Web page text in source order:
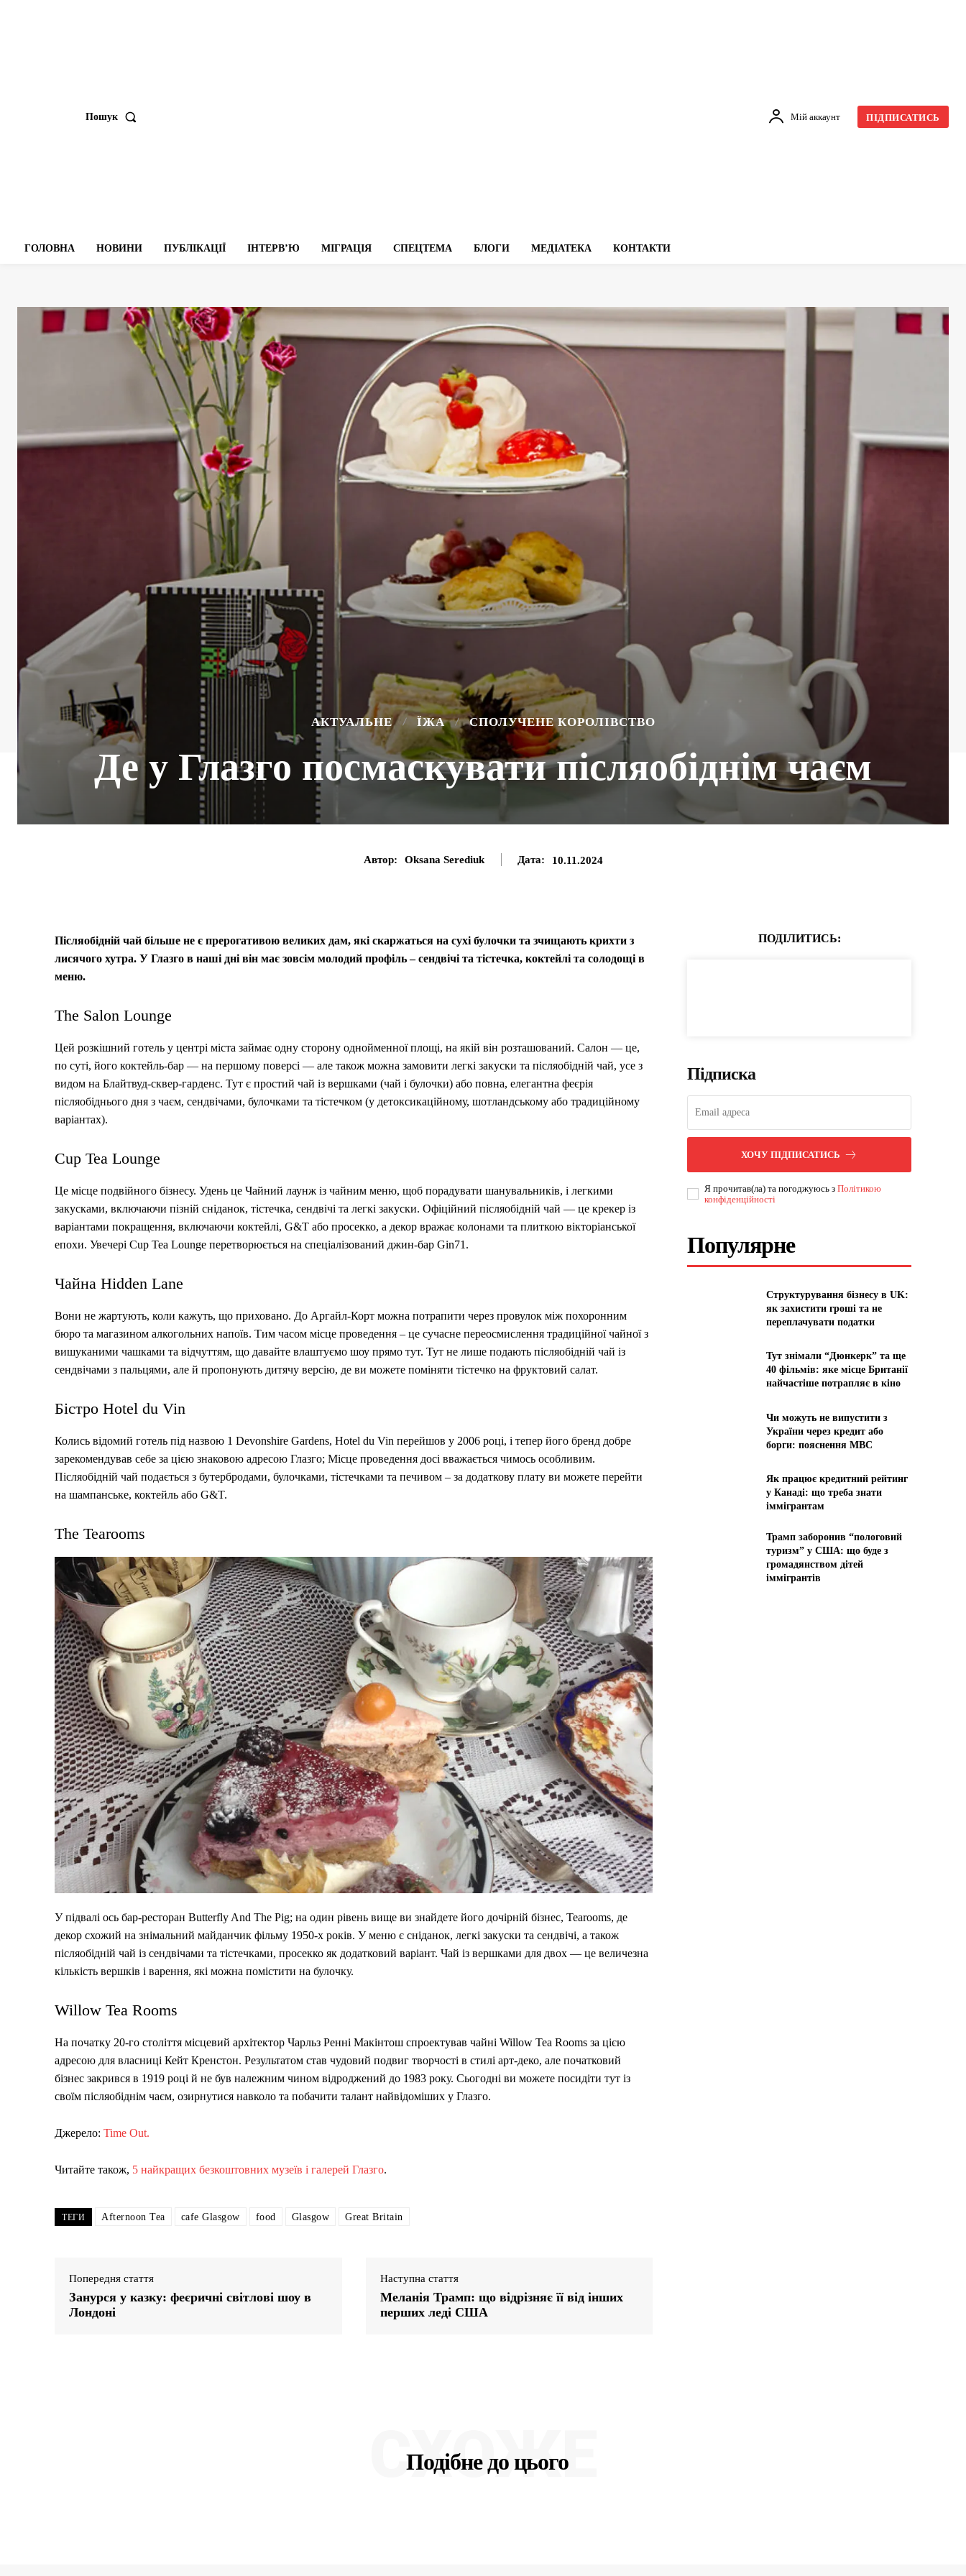
Пошук Мій аккаунт ПІДПИСАТИСЬ
ГОЛОВНА НОВИНИ ПУБЛІКАЦІЇ ІНТЕРВʼЮ МІГРАЦІЯ СПЕЦТЕМА БЛОГИ МЕДІАТЕКА КОНТАКТИ
АКТУАЛЬНЕ ЇЖА СПОЛУЧЕНЕ КОРОЛІВСТВО
Де у Глазго посмаскувати післяобіднім чаєм
Автор: Oksana Serediuk Дата: 10.11.2024
Післяобідній чай більше не є прерогативою великих дам, які скаржаться на сухі булочки та зчищають крихти з
лисячого хутра. У Глазго в наші дні він має зовсім молодий профіль – сендвічі та тістечка, коктейлі та солодощі в
меню.
The Salon Lounge
Цей розкішний готель у центрі міста займає одну сторону однойменної площі, на якій він розташований. Салон — це,
по суті, його коктейль-бар — на першому поверсі — але також можна замовити легкі закуски та післяобідній чай, усе з
видом на Блайтвуд-сквер-гарденс. Тут є простий чай із вершками (чай і булочки) або повна, елегантна феєрія
післяобіднього дня з чаєм, сендвічами, булочками та тістечком (у детоксикаційному, шотландському або традиційному
варіантах).
Cup Tea Lounge
Це місце подвійного бізнесу. Удень це Чайний лаунж із чайним меню, щоб порадувати шанувальників, і легкими
закусками, включаючи пізній сніданок, тістечка, сендвічі та легкі закуски. Офіційний післяобідній чай — це крекер із
варіантами покращення, включаючи коктейлі, G&T або просекко, а декор вражає колонами та плиткою вікторіанської
епохи. Увечері Cup Tea Lounge перетворюється на спеціалізований джин-бар Gin71.
Чайна Hidden Lane
Вони не жартують, коли кажуть, що приховано. До Аргайл-Корт можна потрапити через провулок між похоронним
бюро та магазином алкогольних напоїв. Тим часом місце проведення – це сучасне переосмислення традиційної чайної з
вишуканими чашками та відчуттям, що давайте влаштуємо шоу прямо тут. Тут не лише подають післяобідній чай із
сендвічами з пальцями, але й пропонують дитячу версію, де ви можете поміняти тістечко на фруктовий салат.
Бістро Hotel du Vin
Колись відомий готель під назвою 1 Devonshire Gardens, Hotel du Vin перейшов у 2006 році, і тепер його бренд добре
зарекомендував себе за цією знаковою адресою Глазго; Місце проведення досі вважається чимось особливим.
Післяобідній чай подається з бутербродами, булочками, тістечками та печивом – за додаткову плату ви можете перейти
на шампанське, коктейль або G&T.
The Tearooms
У підвалі ось бар-ресторан Butterfly And The Pig; на один рівень вище ви знайдете його дочірній бізнес, Tearooms, де
декор схожий на знімальний майданчик фільму 1950-х років. У меню є сніданок, легкі закуски та сендвічі, а також
післяобідній чай із сендвічами та тістечками, просекко як додатковий варіант. Чай із вершками для двох — це величезна
кількість вершків і варення, які можна помістити на булочку.
Willow Tea Rooms
На початку 20-го століття місцевий архітектор Чарльз Ренні Макінтош спроектував чайні Willow Tea Rooms за цією
адресою для власниці Кейт Кренстон. Результатом став чудовий подвиг творчості в стилі арт-деко, але початковий
бізнес закрився в 1919 році й не був належним чином відроджений до 1983 року. Сьогодні ви можете посидіти тут із
своїм післяобіднім чаєм, озирнутися навколо та побачити талант найвідоміших у Глазго.
Джерело: Time Out.
Читайте також, 5 найкращих безкоштовних музеїв і галерей Глазго.
ТЕГИ Afternoon Tea cafe Glasgow food Glasgow Great Britain
Попередня стаття
Занурся у казку: феєричні світлові шоу в
Лондоні
Наступна стаття
Меланія Трамп: що відрізняє її від інших
перших леді США
ПОДІЛИТИСЬ:
Підписка
ХОЧУ ПІДПИСАТИСЬ
Я прочитав(ла) та погоджуюсь зПолітикою
конфіденційності
Популярне
Структурування бізнесу в UK:
як захистити гроші та не
переплачувати податки
Тут знімали “Дюнкерк” та ще
40 фільмів: яке місце Британії
найчастіше потрапляє в кіно
Чи можуть не випустити з
України через кредит або
борги: пояснення МВС
Як працює кредитний рейтинг
у Канаді: що треба знати
іммігрантам
Трамп заборонив “пологовий
туризм” у США: що буде з
громадянством дітей
іммігрантів
Подібне до цього
СХОЖЕ